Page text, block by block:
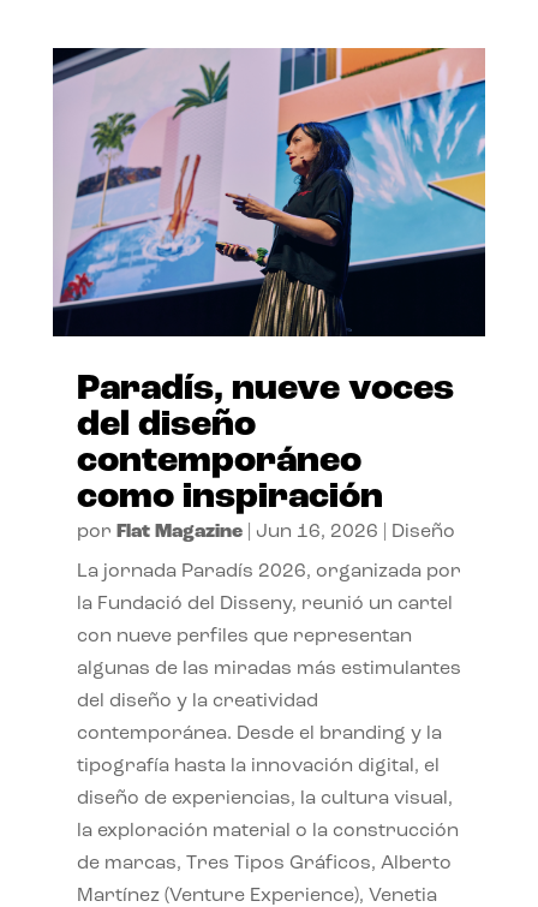
Paradís, nueve voces
del diseño
contemporáneo
como inspiración
por Flat Magazine| Jun 16, 2026 Diseño
La jornada Paradís 2026, organizada por
la Fundació del Disseny, reunió un cartel
con nueve perfiles que representan
algunas de las miradas más estimulantes
del diseño y la creatividad
contemporánea. Desde el branding y la
tipografía hasta la innovación digital, el
diseño de experiencias, la cultura visual,
la exploración material o la construcción
de marcas, Tres Tipos Gráficos, Alberto
Martínez (Venture Experience), Venetia